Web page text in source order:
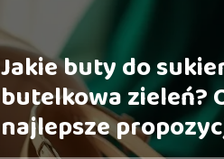
Jakie buty do
butelkowa zieleń?
najlepsze